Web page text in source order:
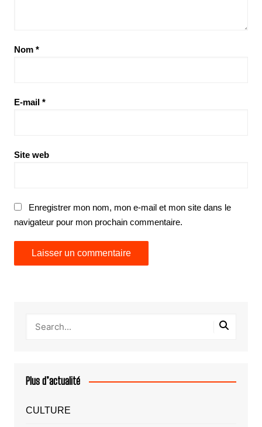
Nom *
E-mail *
Site web
Enregistrer mon nom, mon e-mail et mon site dans le
navigateur pour mon prochain commentaire.
Plus d’actualité
CULTURE